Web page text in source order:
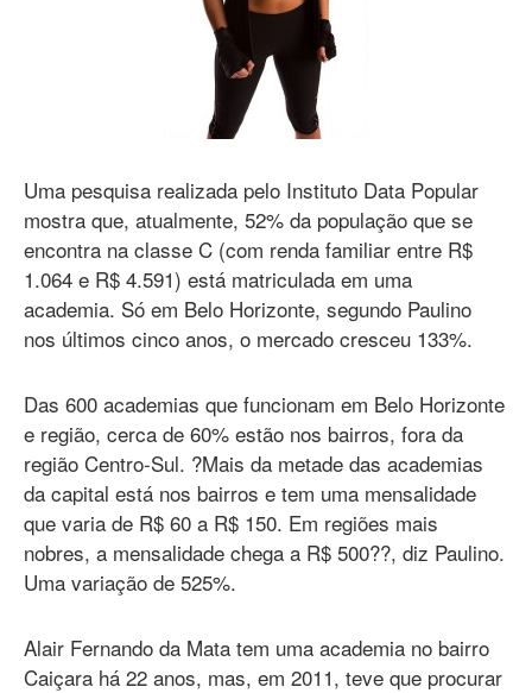
Uma pesquisa realizada pelo Instituto Data Popular
mostra que, atualmente, 52% da população que se
encontra na classe C (com renda familiar entre R$
1.064 e R$ 4.591) está matriculada em uma
academia. Só em Belo Horizonte, segundo Paulino
nos últimos cinco anos, o mercado cresceu 133%.
Das 600 academias que funcionam em Belo Horizonte
e região, cerca de 60% estão nos bairros, fora da
região Centro-Sul. ?Mais da metade das academias
da capital está nos bairros e tem uma mensalidade
que varia de R$ 60 a R$ 150. Em regiões mais
nobres, a mensalidade chega a R$ 500??, diz Paulino.
Uma variação de 525%.
Alair Fernando da Mata tem uma academia no bairro
Caiçara há 22 anos, mas, em 2011, teve que procurar